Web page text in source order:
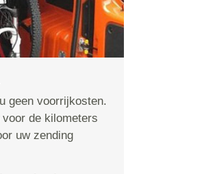
geen voorrijkosten.
de kilometers
uw zending